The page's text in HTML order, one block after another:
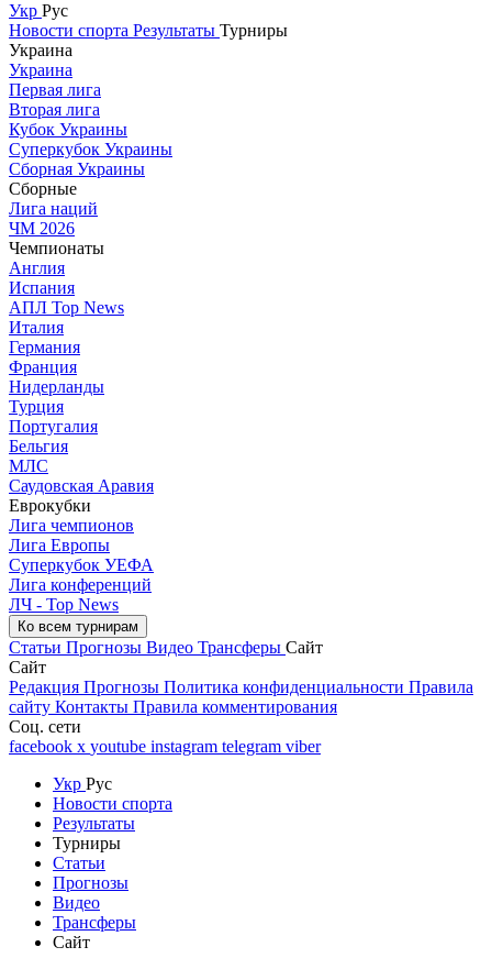
Укр Рус
Новости спорта Результаты Турниры
Украина
Украина
Первая лига
Вторая лига
Кубок Украины
Суперкубок Украины
Сборная Украины
Сборные
Лига наций
ЧМ 2026
Чемпионаты
Англия
Испания
АПЛ Top News
Италия
Германия
Франция
Нидерланды
Турция
Португалия
Бельгия
МЛС
Саудовская Аравия
Еврокубки
Лига чемпионов
Лига Европы
Суперкубок УЕФА
Лига конференций
ЛЧ - Top News
Ко всем турнирам
Статьи Прогнозы Видео Трансферы Сайт
Сайт
Редакция Прогнозы Политика конфиденциальности Правила
сайту Контакты Правила комментирования
Соц. сети
facebook x youtube instagram telegram viber
Укр Рус
Новости спорта
Результаты
Турниры
Статьи
Прогнозы
Видео
Трансферы
Сайт